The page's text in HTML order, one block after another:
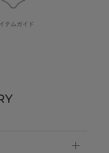
テムガイド